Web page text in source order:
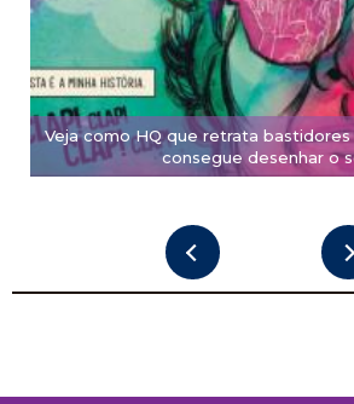
Veja como HQ que retrata
consegue desenhar o